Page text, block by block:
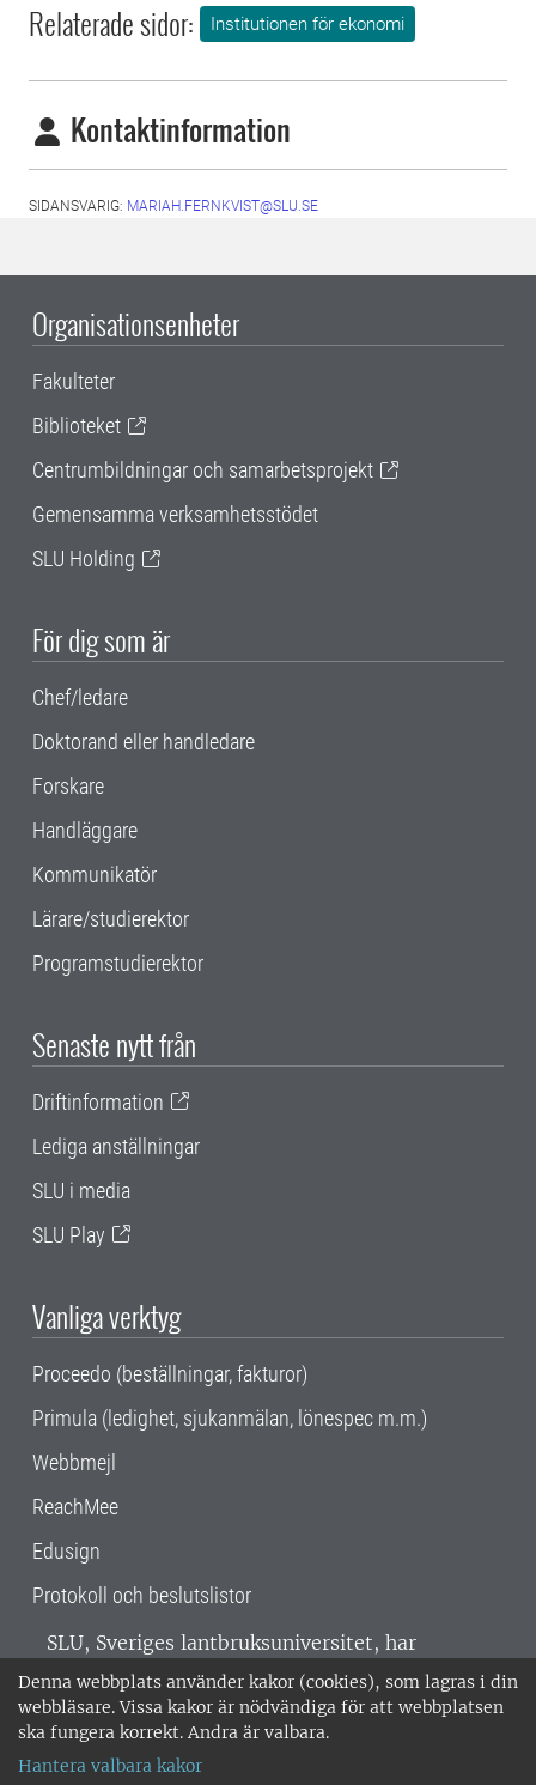
Denna webbplats använder kakor (cookies), som lagras i din
webbläsare. Vissa kakor är nödvändiga för att webbplatsen
ska fungera korrekt. Andra är valbara.
Hantera valbara kakor
Relaterade sidor: Institutionen för ekonomi
Kontaktinformation
SIDANSVARIG: MARIAH.FERNKVIST@SLU.SE
Organisationsenheter
Fakulteter
Biblioteket
Centrumbildningar och samarbetsprojekt
Gemensamma verksamhetsstödet
SLU Holding
För dig som är
Chef/ledare
Doktorand eller handledare
Forskare
Handläggare
Kommunikatör
Lärare/studierektor
Programstudierektor
Senaste nytt från
Driftinformation
Lediga anställningar
SLU i media
SLU Play
Vanliga verktyg
Proceedo (beställningar, fakturor)
Primula (ledighet, sjukanmälan, lönespec m.m.)
Webbmejl
ReachMee
Edusign
Protokoll och beslutslistor
SLU, Sveriges lantbruksuniversitet, har
verksamhet över hela Sverige. Huvudorter är
Alnarp, Uppsala och Umeå.SLU är
miljöcertifierat enligt ISO 14001. •
018-67 10 00 • Org nr: 202100-2817 •